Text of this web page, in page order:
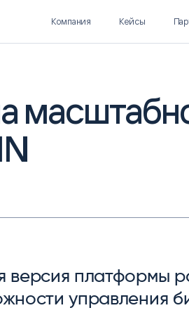
Компания Кейсы
версия платформы
управления